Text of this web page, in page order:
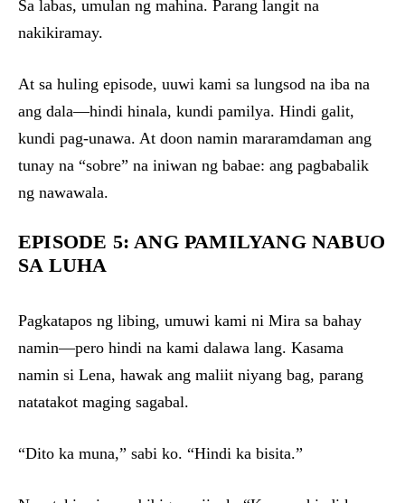
Sa labas, umulan ng mahina. Parang langit na
nakikiramay.
At sa huling episode, uuwi kami sa lungsod na iba na
ang dala—hindi hinala, kundi pamilya. Hindi galit,
kundi pag-unawa. At doon namin mararamdaman ang
tunay na “sobre” na iniwan ng babae: ang pagbabalik
ng nawawala.
EPISODE 5: ANG PAMILYANG NABUO
SA LUHA
Pagkatapos ng libing, umuwi kami ni Mira sa bahay
namin—pero hindi na kami dalawa lang. Kasama
namin si Lena, hawak ang maliit niyang bag, parang
natatakot maging sagabal.
“Dito ka muna,” sabi ko. “Hindi ka bisita.”